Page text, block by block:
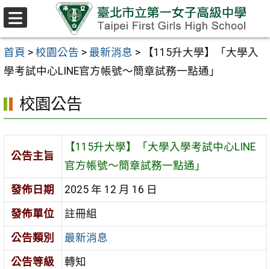
跳至主要內容區
首頁 > 校園公告 > 最新消息 >
【115升大學】「大學入
學考試中心LINE官方帳號～簡章試務一點通」
校園公告
公告主旨
【115升大學】「大學入學考試中心LINE
官方帳號～簡章試務一點通」
發佈日期
2025 年 12 月 16 日
發佈單位
註冊組
公告類別
最新消息
公告等級
轉知
選
單